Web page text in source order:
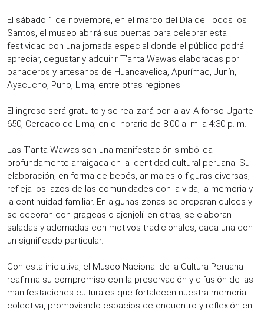
El sábado 1 de noviembre, en el marco del Día de Todos los
Santos, el museo abrirá sus puertas para celebrar esta
festividad con una jornada especial donde el público podrá
apreciar, degustar y adquirir T’anta Wawas elaboradas por
panaderos y artesanos de Huancavelica, Apurímac, Junín,
Ayacucho, Puno, Lima, entre otras regiones.
El ingreso será gratuito y se realizará por la av. Alfonso Ugarte
650, Cercado de Lima, en el horario de 8:00 a. m. a 4:30 p. m.
Las T’anta Wawas son una manifestación simbólica
profundamente arraigada en la identidad cultural peruana. Su
elaboración, en forma de bebés, animales o figuras diversas,
refleja los lazos de las comunidades con la vida, la memoria y
la continuidad familiar. En algunas zonas se preparan dulces y
se decoran con grageas o ajonjolí; en otras, se elaboran
saladas y adornadas con motivos tradicionales, cada una con
un significado particular.
Con esta iniciativa, el Museo Nacional de la Cultura Peruana
reafirma su compromiso con la preservación y difusión de las
manifestaciones culturales que fortalecen nuestra memoria
colectiva, promoviendo espacios de encuentro y reflexión en